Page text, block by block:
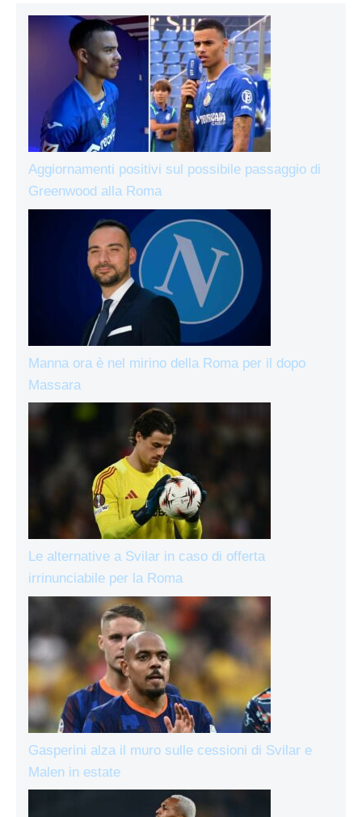
Aggiornamenti positivi sul possibile passaggio di
Greenwood alla Roma
Manna ora è nel mirino della Roma per il dopo
Massara
Le alternative a Svilar in caso di offerta
irrinunciabile per la Roma
Gasperini alza il muro sulle cessioni di Svilar e
Malen in estate